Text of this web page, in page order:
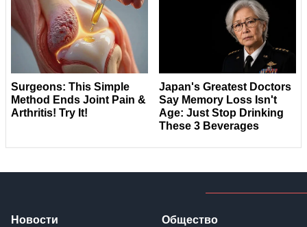
Новости Общество